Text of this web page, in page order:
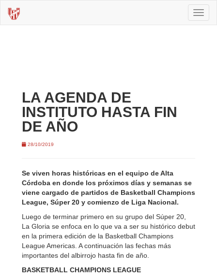
LA AGENDA DE
INSTITUTO HASTA FIN
DE AÑO
28/10/2019
Se viven horas históricas en el equipo de Alta
Córdoba en donde los próximos días y semanas se
viene cargado de partidos de Basketball Champions
League, Súper 20 y comienzo de Liga Nacional.
Luego de terminar primero en su grupo del Súper 20,
La Gloria se enfoca en lo que va a ser su histórico debut
en la primera edición de la Basketball Champions
League Americas. A continuación las fechas más
importantes del albirrojo hasta fin de año.
BASKETBALL CHAMPIONS LEAGUE